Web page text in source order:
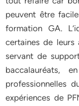
peuvent être
formation GA.
certaines de leurs
servant de
baccalauréats,
professionnelles
expériences de